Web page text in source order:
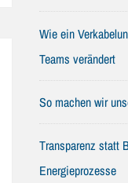
Wie ein
Teams verändert
So machen wir
Transparenz statt
Energieprozesse